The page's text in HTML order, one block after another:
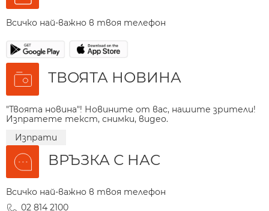
Всичко най-важно в твоя телефон
ТВОЯТА НОВИНА
"Твоята новина"! Новините от вас, нашите зрители!
Изпратете текст, снимки, видео.
Изпрати
ВРЪЗКА С НАС
Всичко най-важно в твоя телефон
02 814 2100